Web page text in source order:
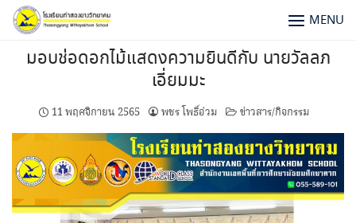
MENU
มอบช่อดอกไม้แสดงความยินดีกับ นายวัลลภ
เอี่ยมมะ
11 พฤศจิกายน 2565 พชร โพธิ์อ่วม ข่าวสาร/กิจกรรม